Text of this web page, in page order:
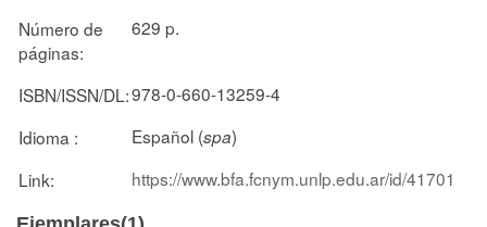
Número de
páginas:
629 p.
ISBN/ISSN/DL:978-0-660-13259-4
Idioma :
Español (spa)
Link:
https://www.bfa.fcnym.unlp.edu.ar/id/41701